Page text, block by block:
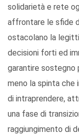
solidarietà e rete
affrontare le sfide
ostacolano la
decisioni forti ed
garantire sostegno
meno la spinta che
di intraprendere,
una fase di
raggiungimento di